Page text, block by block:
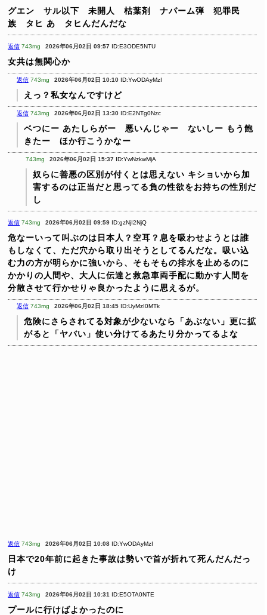
グエン サル以下 未開人 枯葉剤 ナパーム弾 犯罪民
族 タヒ あ タヒんだんだな
返信 743mg 2026年06月02日 09:57 ID:E3ODE5NTU
女共は無関心か
返信 743mg 2026年06月02日 10:10 ID:YwODAyMzI
えっ？私女なんですけど
返信 743mg 2026年06月02日 13:30 ID:E2NTg0Nzc
ベつにー あたしらがー 悪いんじゃー ないしー もう飽
きたー ほか行こうかなー
743mg 2026年06月02日 15:37 ID:YwNzkwMjA
奴らに善悪の区別が付くとは思えない キショいから加
害するのは正当だと思ってる負の性欲をお持ちの性別だ
し
返信 743mg 2026年06月02日 09:59 ID:gzNjI2NjQ
危なーいって叫ぶのは日本人？空耳？息を吸わせようとは誰
もしなくて、ただ穴から取り出そうとしてるんだな。吸い込
む力の方が明らかに強いから、そもそもの排水を止めるのに
かかりの人間や、大人に伝達と救急車両手配に動かす人間を
分散させて行かせりゃ良かったように思えるが。
返信 743mg 2026年06月02日 18:45 ID:UyMzI0MTk
危険にさらされてる対象が少ないなら「あぶない」更に拡
がると「ヤバい」使い分けてるあたり分かってるよな
返信 743mg 2026年06月02日 10:08 ID:YwODAyMzI
日本で20年前に起きた事故は勢いで首が折れて死んだんだっ
け
返信 743mg 2026年06月02日 10:31 ID:E5OTA0NTE
プールに行けばよかったのに